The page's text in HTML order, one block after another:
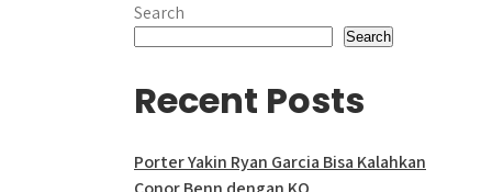
Search
Search
Recent Posts
Porter Yakin Ryan Garcia Bisa Kalahkan